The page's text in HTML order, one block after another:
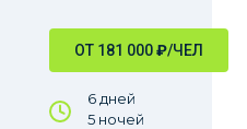
ОТ 181 000₽/ЧЕЛ
6 дней
5 ночей